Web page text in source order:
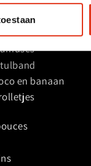
en banaan